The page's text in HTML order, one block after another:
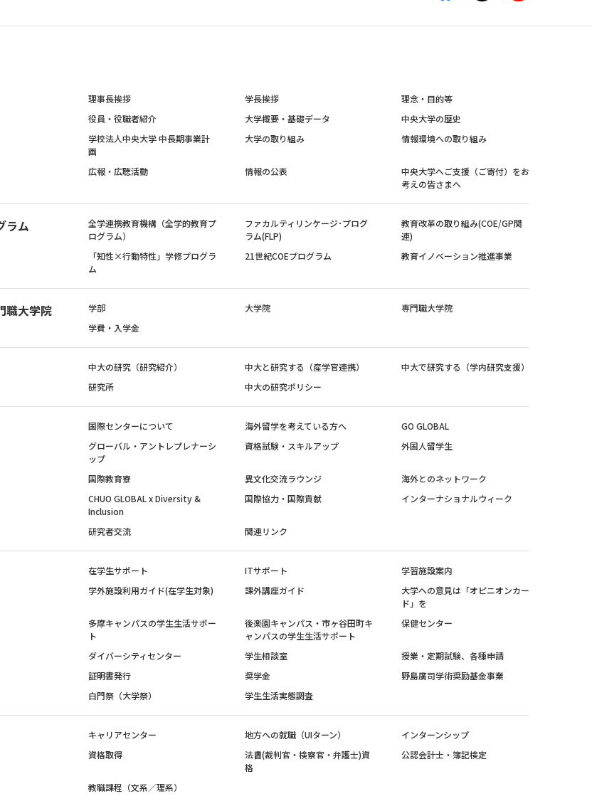
理事長挨拶 学長挨拶
理念・目的等
役員・役職者紹介
大学概要・基礎データ
中央大学の歴史
学校法人中央大学 中長期事業計
画
大学の取り組み 情報環境への取り組み
広報・広聴活動 情報の公表
中央大学へご支援（ご寄付）をお
考えの皆さまへ
ラム
全学連携教育機構（全学的教育プ
ログラム）
ファカルティリンケージ･プログ
ラム(FLP)
教育改革の取り組み(COE/GP関
連)
「知性×行動特性」学修プログラ
ム
21世紀COEプログラム 教育イノベーション推進事業
職大学院 学部 大学院
専門職大学院
学費・入学金
中大の研究（研究紹介） 中大と研究する（産学官連携）
中大で研究する（学内研究支援）
研究所
中大の研究ポリシー
国際センターについて 海外留学を考えている方へ
GO GLOBAL
グローバル・アントレプレナーシ
ップ
資格試験・スキルアップ 外国人留学生
国際教育寮 異文化交流ラウンジ
海外とのネットワーク
CHUO GLOBAL x Diversity &
Inclusion
国際協力・国際貢献 インターナショナルウィーク
研究者交流 関連リンク
在学生サポート ITサポート
学習施設案内
学外施設利用ガイド(在学生対象)
課外講座ガイド
大学への意見は「オピニオンカー
ド」を
多摩キャンパスの学生生活サポー
ト
後楽園キャンパス・市ヶ谷田町キ
ャンパスの学生生活サポート
保健センター
ダイバーシティセンター 学生相談室
授業・定期試験、各種申請
証明書発行
奨学金
野島廣司学術奨励基金事業
白門祭（大学祭）
学生生活実態調査
キャリアセンター 地方への就職（UIターン）
インターンシップ
資格取得
法曹(裁判官・検察官・弁護士)資
格
公認会計士・簿記検定
教職課程（文系／理系）